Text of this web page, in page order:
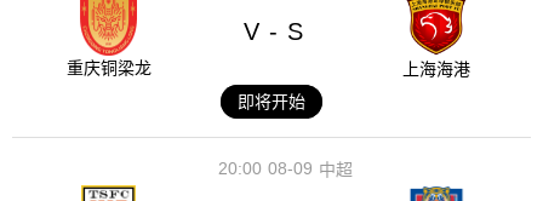
重庆铜梁龙
V - S
上海海港
即将开始
08-09
20:00 中超